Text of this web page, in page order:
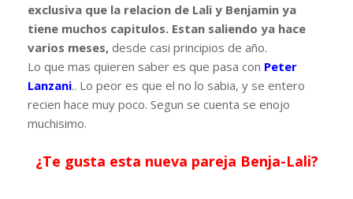
exclusiva que la relacion de Lali y Benjamin ya
tiene muchos capitulos. Estan saliendo ya hace
varios meses, desde casi principios de año.
Lo que mas quieren saber es que pasa con Peter
Lanzani.. Lo peor es que el no lo sabia, y se entero
recien hace muy poco. Segun se cuenta se enojo
muchisimo.
¿Te gusta esta nueva pareja Benja-Lali?